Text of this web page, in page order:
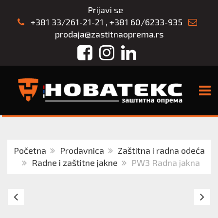
Prijavi se
+381 33/261-21-21 , +381 60/6233-935
prodaja@zastitnaoprema.rs
FacebookInstagram
LinkedIn
Početna Prodavnica
Zaštitna i radna odeća
Radne i zaštitne jakne
PW3 Radna jakna
Jakna